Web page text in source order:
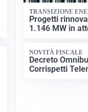
TRANSIZIONE
Progetti
1.146 MW in
NOVITÀ FISCALE
Decreto
Corrispetti